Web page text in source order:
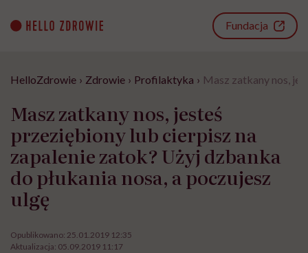
content
Fundacja
HelloZdrowie › Zdrowie › Profilaktyka › Masz zatkany nos,
Masz zatkany nos, jesteś
przeziębiony lub cierpisz na
zapalenie zatok? Użyj dzbanka
do płukania nosa, a poczujesz
ulgę
Opublikowano: 25.01.2019 12:35
Aktualizacja: 05.09.2019 11:17